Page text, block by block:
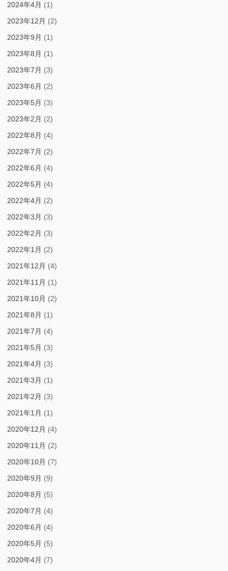
2024年4月 (1)
2023年12月 (2)
2023年9月 (1)
2023年8月 (1)
2023年7月 (3)
2023年6月 (2)
2023年5月 (3)
2023年2月 (2)
2022年8月 (4)
2022年7月 (2)
2022年6月 (4)
2022年5月 (4)
2022年4月 (2)
2022年3月 (3)
2022年2月 (3)
2022年1月 (2)
2021年12月 (4)
2021年11月 (1)
2021年10月 (2)
2021年8月 (1)
2021年7月 (4)
2021年5月 (3)
2021年4月 (3)
2021年3月 (1)
2021年2月 (3)
2021年1月 (1)
2020年12月 (4)
2020年11月 (2)
2020年10月 (7)
2020年9月 (9)
2020年8月 (5)
2020年7月 (4)
2020年6月 (4)
2020年5月 (5)
2020年4月 (7)